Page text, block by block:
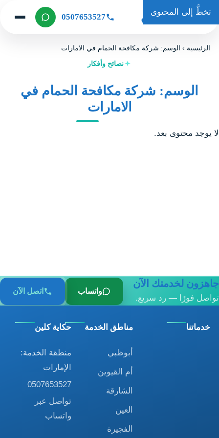
تخطَّ إلى المحتوى
حكاية كلين 0507653527
الرئيسية ›الوسم: شركة مكافحة الحمام في الامارات
نصائح وأفكار
الوسم: شركة مكافحة الحمام في
الامارات
لا يوجد محتوى بعد.
جاهزون لخدمتك الآن
تواصل فورًا — رد سريع.
واتساب اتصل الآن
خدماتنا مناطق الخدمة
أبوظبي
أم القيوين
الشارقة
العين
الفجيرة
حكاية كلين
منطقة الخدمة:
الإمارات
0507653527
تواصل عبر
واتساب